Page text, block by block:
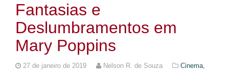
Fantasias e
Deslumbramentos em
Mary Poppins
27 de janeiro de 2019 Nelson R. de Souza
Cinema,